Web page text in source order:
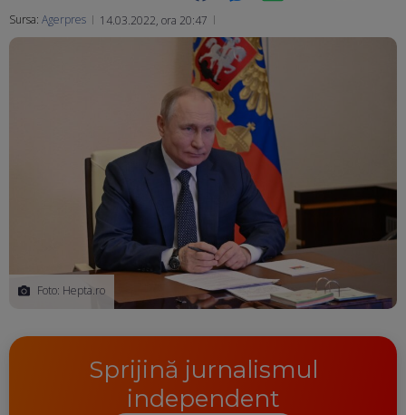
Sursa: Agerpres 14.03.2022, ora 20:47
Foto: Hepta.ro
Sprijină jurnalismul
independent